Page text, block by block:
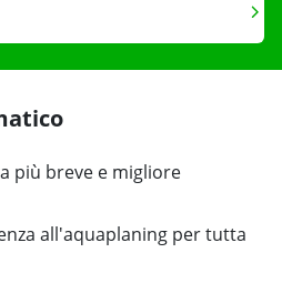
più breve e migliore
all'aquaplaning per tutta